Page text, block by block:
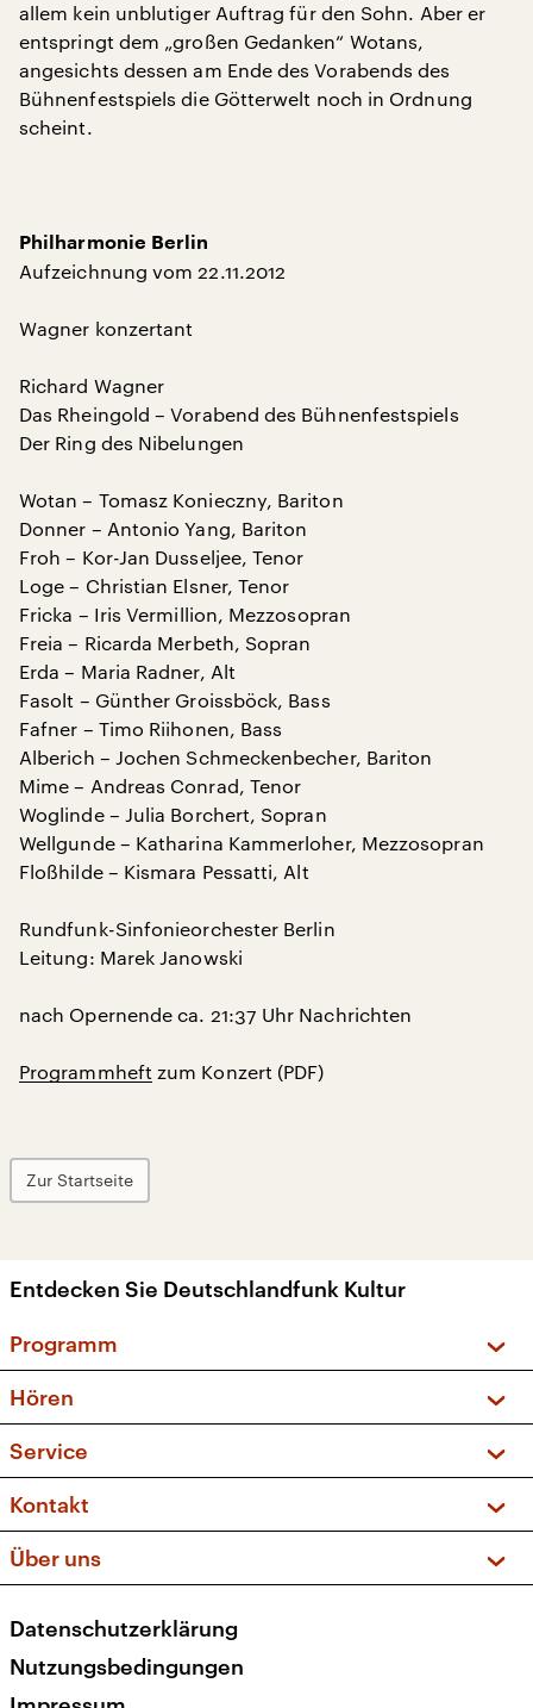
allem kein unblutiger Auftrag für den Sohn. Aber er
entspringt dem „großen Gedanken“ Wotans,
angesichts dessen am Ende des Vorabends des
Bühnenfestspiels die Götterwelt noch in Ordnung
scheint.
Philharmonie Berlin
Aufzeichnung vom 22.11.2012
Wagner konzertant
Richard Wagner
Das Rheingold – Vorabend des Bühnenfestspiels
Der Ring des Nibelungen
Wotan – Tomasz Konieczny, Bariton
Donner – Antonio Yang, Bariton
Froh – Kor-Jan Dusseljee, Tenor
Loge – Christian Elsner, Tenor
Fricka – Iris Vermillion, Mezzosopran
Freia – Ricarda Merbeth, Sopran
Erda – Maria Radner, Alt
Fasolt – Günther Groissböck, Bass
Fafner – Timo Riihonen, Bass
Alberich – Jochen Schmeckenbecher, Bariton
Mime – Andreas Conrad, Tenor
Woglinde – Julia Borchert, Sopran
Wellgunde – Katharina Kammerloher, Mezzosopran
Floßhilde – Kismara Pessatti, Alt
Rundfunk-Sinfonieorchester Berlin
Leitung: Marek Janowski
nach Opernende ca. 21:37 Uhr Nachrichten
Programmheft zum Konzert (PDF)
Zur Startseite
Entdecken Sie Deutschlandfunk Kultur
Programm
Sendungen und Podcasts
Musikliste
Kakadu – Das Kinderprogramm
Hören
Frequenzen (UKW + DAB+)
Service
FAQ
Apps
Newsletter
Veranstaltungen
Kontakt
Social Media
Über uns
Presse
Karriere
Datenschutzerklärung
Nutzungsbedingungen